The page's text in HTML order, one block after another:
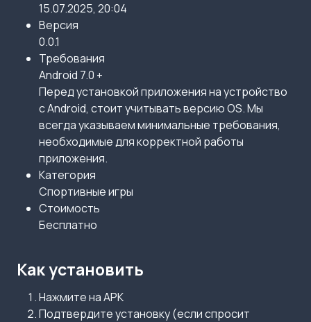
15.07.2025, 20:04
Версия
0.0.1
Требования
Android 7.0 +
Перед установкой приложения на устройство
с Android, стоит учитывать версию OS. Мы
всегда указываем минимальные требования,
необходимые для корректной работы
приложения.
Категория
Спортивные игры
Стоимость
Бесплатно
Как установить
Нажмите на APK
Подтвердите установку (если спросит